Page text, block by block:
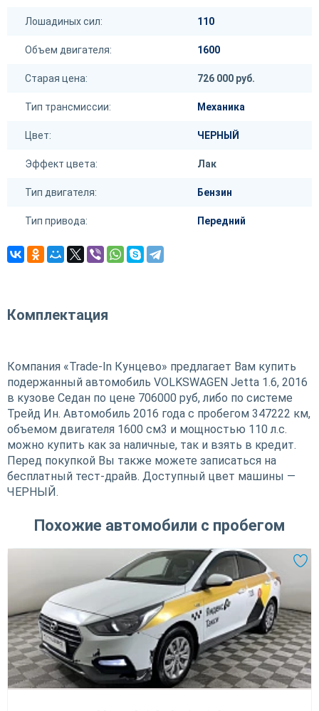
Лошадиных сил: 110
Объем двигателя: 1600
Старая цена: 726 000 руб.
Тип трансмиссии: Механика
Цвет: ЧЕРНЫЙ
Эффект цвета: Лак
Тип двигателя: Бензин
Тип привода: Передний
Комплектация
Компания «Trade-In Кунцево» предлагает Вам купить
подержанный автомобиль VOLKSWAGEN Jetta 1.6, 2016
в кузове Седан по цене 706000 руб, либо по системе
Трейд Ин. Автомобиль 2016 года с пробегом 347222 км,
объемом двигателя 1600 см3 и мощностью 110 л.с.
можно купить как за наличные, так и взять в кредит.
Перед покупкой Вы также можете записаться на
бесплатный тест-драйв. Доступный цвет машины —
ЧЕРНЫЙ.
Похожие автомобили с пробегом